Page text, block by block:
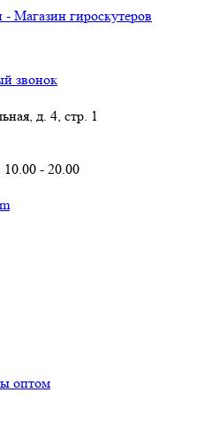
звонок
д. 4, стр. 1
- 20.00
оптом